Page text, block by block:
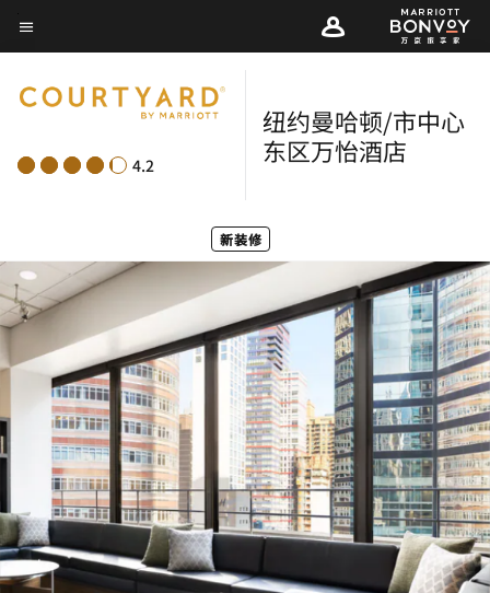
Skip
to
content
菜单文本
4.2
纽约曼哈顿/市中心
东区万怡酒店
新装修